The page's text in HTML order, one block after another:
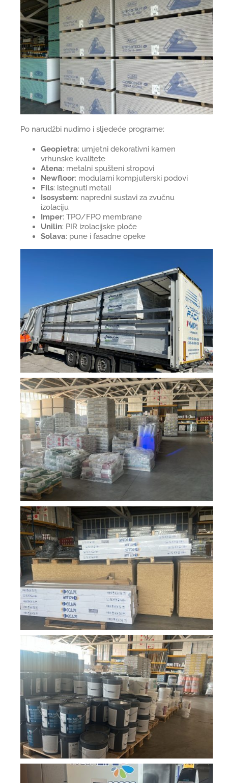
Po narudžbi nudimo i sljedeće programe:
Geopietra: umjetni dekorativni kamen
vrhunske kvalitete
Atena: metalni spušteni stropovi
Newfloor: modularni kompjuterski podovi
Fils: istegnuti metali
Isosystem: napredni sustavi za zvučnu
izolaciju
Imper: TPO/FPO membrane
Unilin: PIR izolacijske ploče
Solava: pune i fasadne opeke